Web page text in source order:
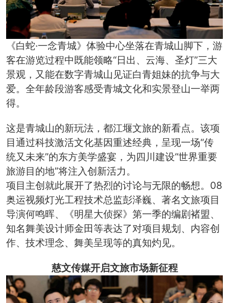
《白蛇·一念青城》体验中心坐落在青城山脚下，游
客在游览过程中既能领略“日出、云海、圣灯”三大
景观，又能在数字青城山见证白青姐妹的抗争与大
爱。全年龄段游客感受青城文化和实景登山一举两
得。
这是青城山的新玩法，都江堰文旅的新看点。该项
目通过科技激活文化基因重述经典，呈现一场“传
统又未来”的东方美学盛宴，为四川建设“世界重要
旅游目的地”将注入创新活力。
项目主创就此展开了热烈的讨论与无限的畅想。08
奥运视频灯光工程技术总监彭泽巍、著名文旅项目
导演何鸣晖、《明星大侦探》第一季的编剧褚盟、
知名舞美设计师金田等表达了对项目规划、内容创
作、技术理念、舞美呈现等的真知灼见。
慈文传媒开启文旅市场新征程